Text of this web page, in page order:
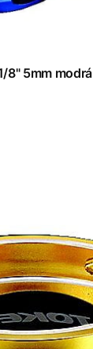
8" 5mm modrá